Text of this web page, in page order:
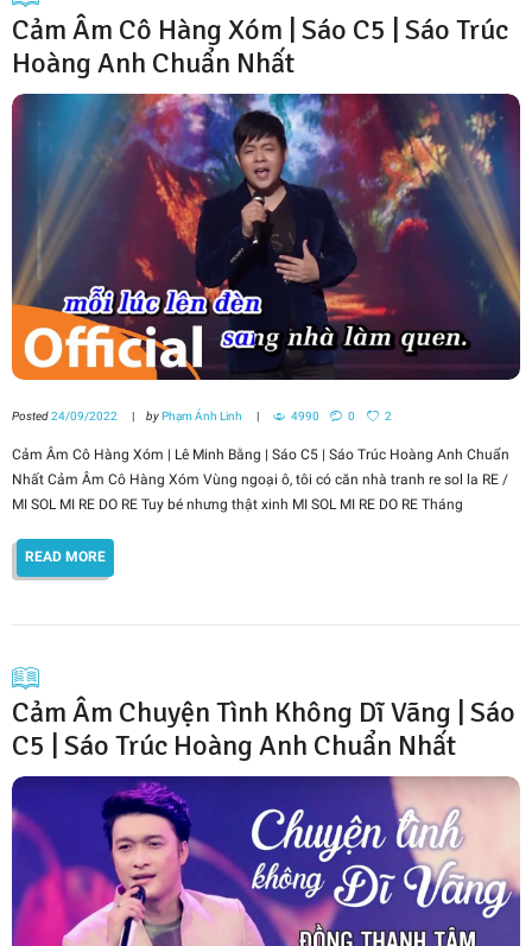
Cảm Âm Cô Hàng Xóm | Sáo C5 | Sáo Trúc
Hoàng Anh Chuẩn Nhất
Posted24/09/2022 byPhạm Ánh Linh 4990 0 2
Cảm Âm Cô Hàng Xóm | Lê Minh Bằng | Sáo C5 | Sáo Trúc Hoàng Anh Chuẩn
Nhất Cảm Âm Cô Hàng Xóm Vùng ngoại ô, tôi có căn nhà tranh re sol la RE /
MI SOL MI RE DO RE Tuy bé nhưng thật xinh MI SOL MI RE DO RE Tháng
READ MORE
Cảm Âm Chuyện Tình Không Dĩ Vãng | Sáo
C5 | Sáo Trúc Hoàng Anh Chuẩn Nhất